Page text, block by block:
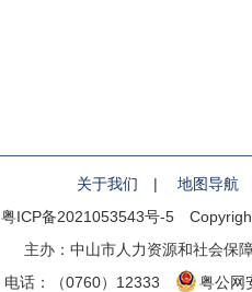
关于我们 | 地图导航
粤ICP备2021053543号-5
主办：中山市人力资源和社会保
电话：（0760）12333
粤公网